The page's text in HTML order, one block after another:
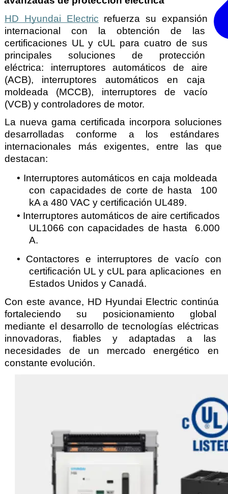
HD Hyundai Electric refuerza su expansión
internacional con la obtención de las
certificaciones UL y cUL para cuatro de sus
principales soluciones de protección
eléctrica: interruptores automáticos de aire
(ACB), interruptores automáticos en caja
moldeada (MCCB), interruptores de vacío
(VCB) y controladores de motor.
La nueva gama certificada incorpora soluciones
desarrolladas conforme a los estándares
internacionales más exigentes, entre las que
destacan:
• Interruptores automáticos en caja moldeada
con capacidades de corte de hasta  100
kA a 480 VAC y certificación UL489.
• Interruptores automáticos de aire certificados
UL1066 con capacidades de hasta  6.000
A.
•
Contactores e interruptores de vacío con
certificación UL y cUL para aplicaciones  en
Estados Unidos y Canadá.
Con este avance, HD Hyundai Electric continúa
fortaleciendo su posicionamiento global
mediante el desarrollo de tecnologías eléctricas
innovadoras, fiables y adaptadas a las
necesidades de un mercado energético en
constante evolución.